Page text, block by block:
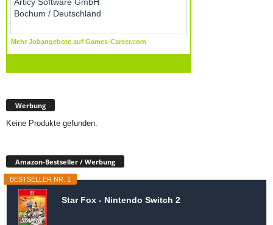
Werbung
Keine Produkte gefunden.
Amazon-Bestseller / Werbung
BESTSELLER NR. 1
Star Fox - Nintendo Switch 2